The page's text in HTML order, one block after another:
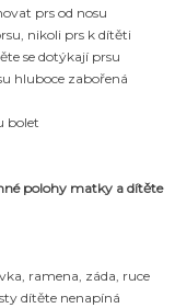
prs od nosu
nikoli prs k dítěti
se dotýkají prsu
hluboce zabořená
bolet
polohy matky a dítěte
ramena, záda, ruce
dítěte nenapíná